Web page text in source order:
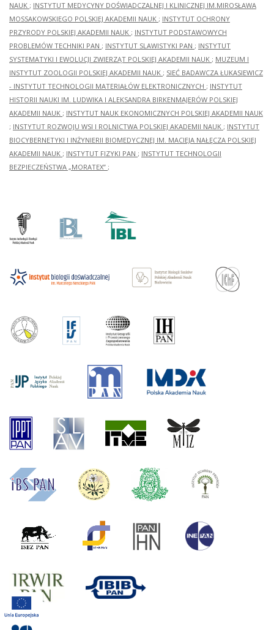
NAUK ; INSTYTUT MEDYCYNY DOŚWIADCZALNEJ I KLINICZNEJ IM.MIROSŁAWA
MOSSAKOWSKIEGO POLSKIEJ AKADEMII NAUK ; INSTYTUT OCHRONY
PRZYRODY POLSKIEJ AKADEMII NAUK ; INSTYTUT PODSTAWOWYCH
PROBLEMÓW TECHNIKI PAN ; INSTYTUT SLAWISTYKI PAN ; INSTYTUT
SYSTEMATYKI I EWOLUCJI ZWIERZĄT POLSKIEJ AKADEMII NAUK ; MUZEUM I
INSTYTUT ZOOLOGII POLSKIEJ AKADEMII NAUK ; SIEĆ BADAWCZA ŁUKASIEWICZ
- INSTYTUT TECHNOLOGII MATERIAŁÓW ELEKTRONICZNYCH ; INSTYTUT
HISTORII NAUKI IM. LUDWIKA I ALEKSANDRA BIRKENMAJERÓW POLSKIEJ
AKADEMII NAUK ; INSTYTUT NAUK EKONOMICZNYCH POLSKIEJ AKADEMII NAUK
; INSTYTUT ROZWOJU WSI I ROLNICTWA POLSKIEJ AKADEMII NAUK ; INSTYTUT
BIOCYBERNETYKI I INŻYNIERII BIOMEDYCZNEJ IM. MACIEJA NAŁĘCZA POLSKIEJ
AKADEMII NAUK ; INSTYTUT FIZYKI PAN ; INSTYTUT TECHNOLOGII
BEZPIECZEŃSTWA „MORATEX” ;